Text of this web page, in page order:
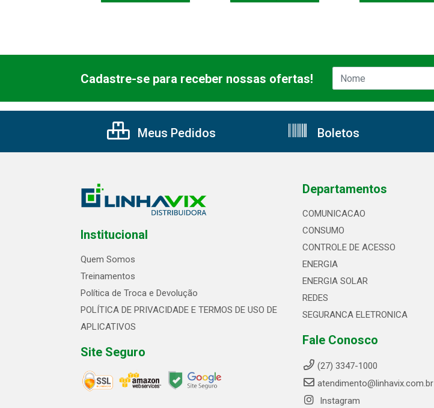
Cadastre-se para receber nossas ofertas!
Meus Pedidos Boletos
Institucional
Quem Somos
Treinamentos
Política de Troca e Devolução
POLÍTICA DE PRIVACIDADE E TERMOS DE USO DE
APLICATIVOS
Site Seguro
Departamentos
COMUNICACAO
CONSUMO
CONTROLE DE ACESSO
ENERGIA
ENERGIA SOLAR
REDES
SEGURANCA ELETRONICA
Fale Conosco
(27) 3347-1000
atendimento@linhavix.com.br
Instagram